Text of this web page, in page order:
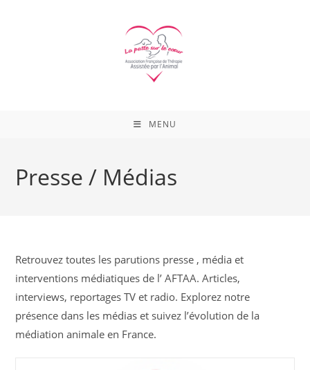
MENU
Presse / Médias
Retrouvez toutes les parutions presse , média et
interventions médiatiques de l’ AFTAA. Articles,
interviews, reportages TV et radio. Explorez notre
présence dans les médias et suivez l’évolution de la
médiation animale en France.